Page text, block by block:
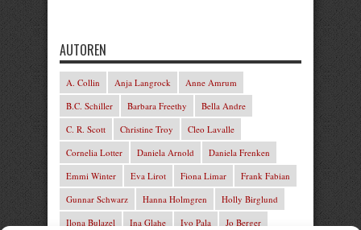
AUTOREN
A. Collin Anja Langrock
Anne Amrum
B.C. Schiller
Barbara Freethy
Bella Andre
C. R. Scott
Christine Troy
Cleo Lavalle
Cornelia Lotter
Daniela Arnold
Daniela Frenken
Emmi Winter
Eva Lirot Fiona Limar
Frank Fabian
Gunnar Schwarz
Hanna Holmgren
Holly Birglund
Ilona Bulazel
Ina Glahe Ivo Pala
Jo Berger